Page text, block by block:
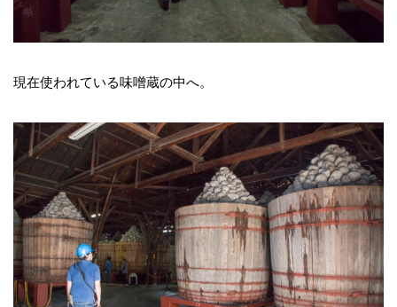
現在使われている味噌蔵の中へ。